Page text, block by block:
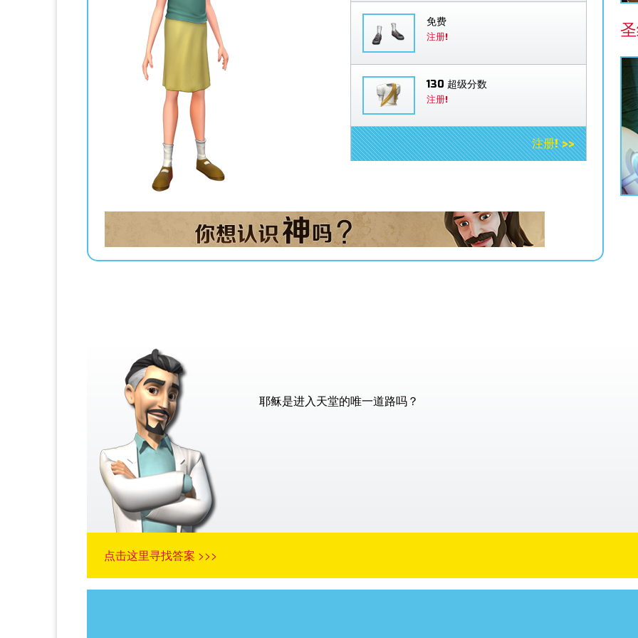
免费
注册!
130 超级分数
注册!
注册! >>
耶稣是进入天堂的唯一道路吗？
点击这里寻找答案 >>>